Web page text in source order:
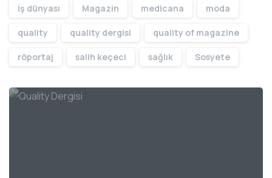
iş dünyası Magazin medicana moda
quality quality dergisi quality of magazine
röportaj salih keçeci sağlık Sosyete